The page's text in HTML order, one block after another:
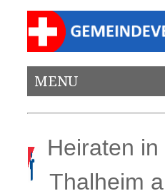
MENU
Heiraten
Thalheim